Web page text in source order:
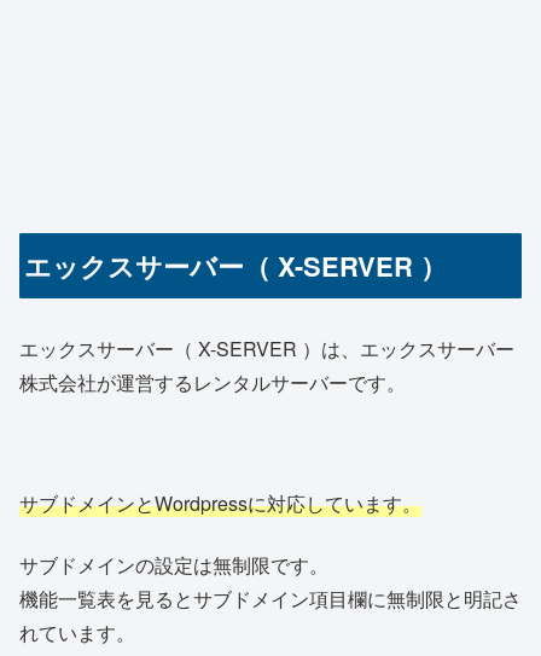
エックスサーバー（ X-SERVER ）
エックスサーバー（ X-SERVER ）は、エックスサーバー
株式会社が運営するレンタルサーバーです。
サブドメインとWordpressに対応しています。
サブドメインの設定は無制限です。
機能一覧表を見るとサブドメイン項目欄に無制限と明記さ
れています。